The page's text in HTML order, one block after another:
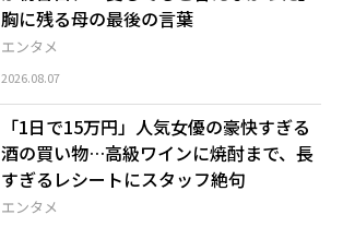
エンタメ
胸に残る母の最後の言葉
2026.08.07
エンタメ
「1日で15万円」人気女優の豪快すぎる
酒の買い物…高級ワインに焼酎まで、長
すぎるレシートにスタッフ絶句